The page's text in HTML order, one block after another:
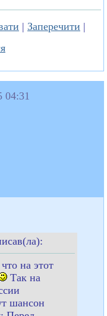
| Заперечити |
04:31
на этот
Так на
шансон